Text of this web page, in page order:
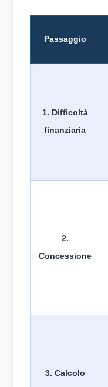
Passaggio
1. Difficoltà
finanziaria
2.
Concessione
3. Calcolo